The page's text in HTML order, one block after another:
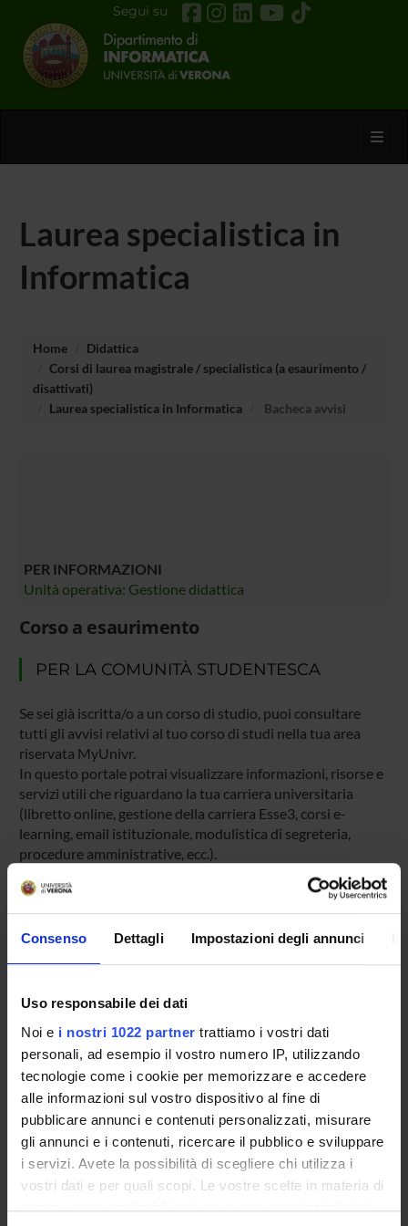
Consenso Dettagli Impostazioni degli annunci
Uso responsabile dei dati
Noi e i nostri 1022 partner trattiamo i vostri dati
personali, ad esempio il vostro numero IP, utilizzando
tecnologie come i cookie per memorizzare e accedere
alle informazioni sul vostro dispositivo al fine di
pubblicare annunci e contenuti personalizzati, misurare
gli annunci e i contenuti, ricercare il pubblico e sviluppare
i servizi. Avete la possibilità di scegliere chi utilizza i
vostri dati e per quali scopi. Le vostre scelte in materia di
privacy sono applicabili solo su questa proprietà digitale
Segui su
Laurea specialistica in
Informatica
Home
Didattica
Corsi di laurea magistrale / specialistica (a esaurimento /
disattivati)
Laurea specialistica in Informatica
Bacheca avvisi
PER INFORMAZIONI
Unità operativa: Gestione didattica
Corso a esaurimento
PER LA COMUNITÀ STUDENTESCA
Se sei già iscritta/o a un corso di studio, puoi consultare
tutti gli avvisi relativi al tuo corso di studi nella tua area
riservata MyUnivr.
In questo portale potrai visualizzare informazioni, risorse e
servizi utili che riguardano la tua carriera universitaria
(libretto online, gestione della carriera Esse3, corsi e-
learning, email istituzionale, modulistica di segreteria,
procedure amministrative, ecc.).
Entra in MyUnivr con le tue credenziali GIA: solo così
potrai ricevere notifica di tutti gli avvisi dei tuoi docenti e
della tua segreteria via mail e anche tramite l'app Univr.
MYUNIVR
Insegnamenti
Calendario didattico
Piani didattici e Guide dello studente
Orario lezioni
Calendario esami
Bacheca avvisi
Proposte tesi e stage
Organi collegiali e di governo